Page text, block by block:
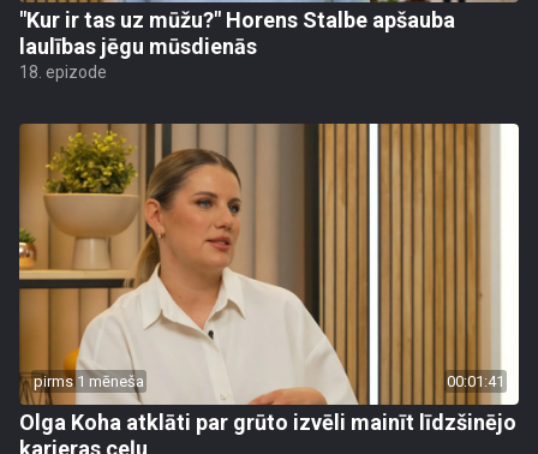
"Kur ir tas uz mūžu?" Horens Stalbe apšauba
laulības jēgu mūsdienās
18. epizode
pirms 1 mēneša 00:01:41
Olga Koha atklāti par grūto izvēli mainīt līdzšinējo
karjeras ceļu